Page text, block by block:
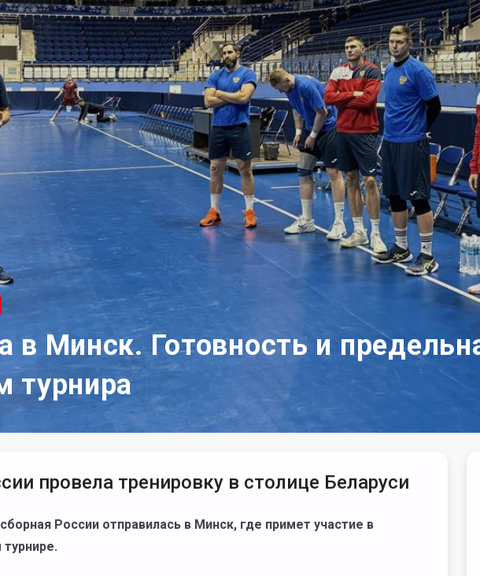
в Минск. Готовность и
турнира
провела тренировку в столице Беларуси
России отправилась в Минск, где примет участие в